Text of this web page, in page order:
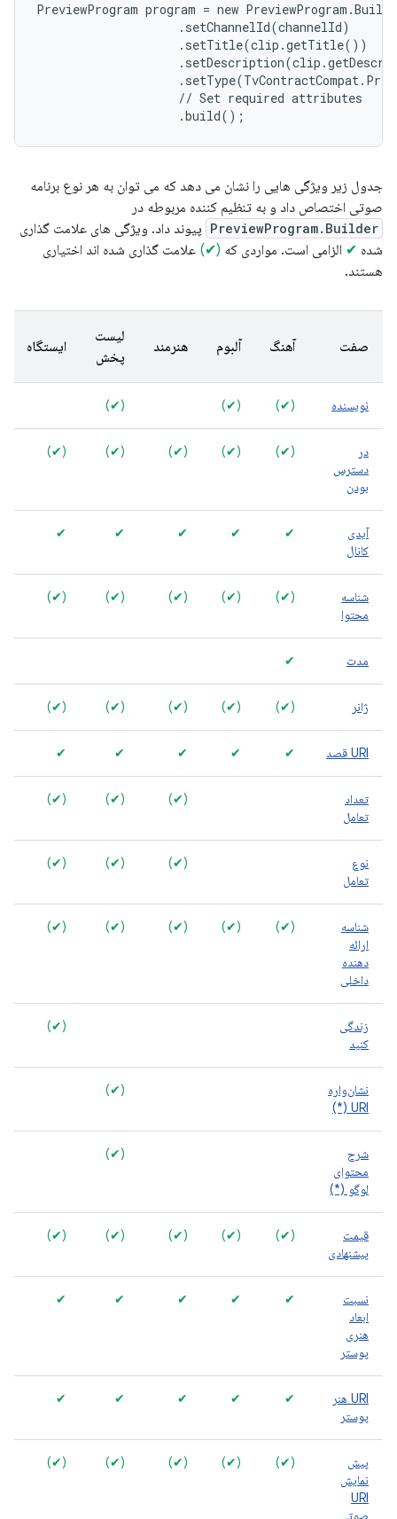
PreviewProgram program = new
                    .setChannelId(channelId)
                    .setTitle(clip.getTitle())
                    // Set required attributes
جدول زیر ویژگی هایی را نشان می دهد که می توان به هر نوع برنامه
صوتی اختصاص داد و به تنظیم کننده مربوطه در
PreviewProgram.Builder پیوند داد. ویژگی های علامت گذاری
شده ✔ الزامی است. مواردی که (✔) علامت گذاری شده اند اختیاری
هستند.
صفت آهنگ آلبوم هنرمند
لیست
پخش
ایستگاه
نویسنده (✔)
(✔)
(✔)
در
دسترس
بودن
(✔)
(✔)
(✔)
(✔)
(✔)
آیدی
کانال
✔
✔
✔
✔
✔
شناسه
محتوا
(✔)
(✔)
(✔)
(✔)
(✔)
مدت ✔
ژانر (✔)
(✔)
(✔)
(✔)
(✔)
URI قصد ✔
✔
✔
✔
✔
تعداد
تعامل
(✔)
(✔)
(✔)
نوع
تعامل
(✔)
(✔)
(✔)
شناسه
ارائه
دهنده
داخلی
(✔)
(✔)
(✔)
(✔)
(✔)
زندگی
کنید
(✔)
نشان‌واره
URI (*)
(✔)
شرح
محتوای
لوگو (*)
(✔)
قیمت
پیشنهادی
(✔)
(✔)
(✔)
(✔)
(✔)
نسبت
ابعاد
هنری
پوستر
✔
✔
✔
✔
✔
URI هنر
پوستر
✔
✔
✔
✔
✔
پیش
نمایش
URI
صوتی
(✔)
(✔)
(✔)
(✔)
(✔)